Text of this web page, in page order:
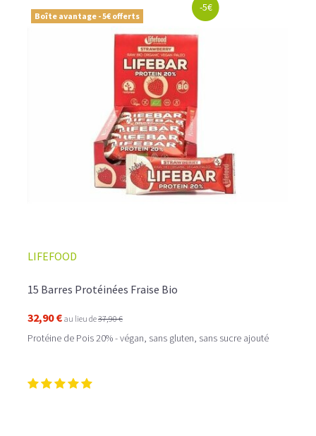
Boîte avantage - 5€ offerts
-5€
LIFEFOOD
15 Barres Protéinées Fraise Bio
32,90 € au lieu de37,90 €
Protéine de Pois 20% - végan, sans gluten, sans sucre ajouté